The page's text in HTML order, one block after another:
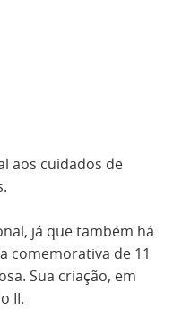
aos cuidados de
já que também há
comemorativa de 11
Sua criação, em
II.